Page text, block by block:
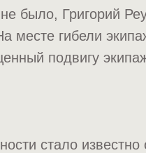
было, Григорий
месте гибели
подвигу
стало известно